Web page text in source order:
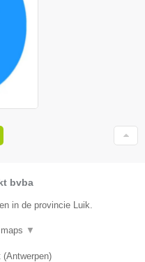
bvba
in de provincie Luik.
▼
(Antwerpen)